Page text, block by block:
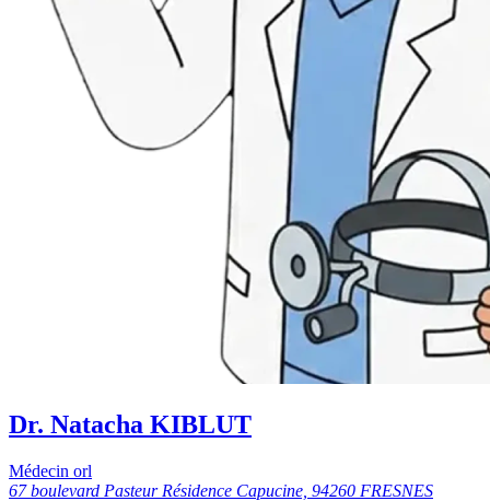
Dr. Natacha KIBLUT
Médecin orl
67 boulevard Pasteur Résidence Capucine, 94260 FRESNES